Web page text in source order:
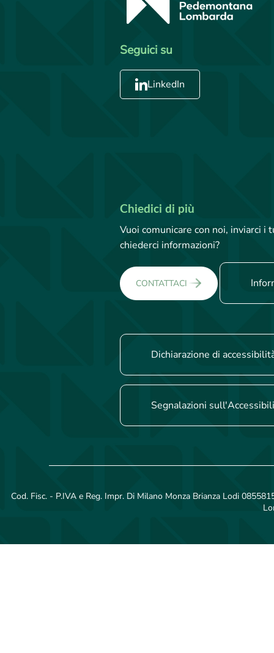
Seguici su
LinkedIn
Chiedici di più
Vuoi comunicare con noi, inviarci
chiederci informazioni?
CONTATTACI
Dichiarazione di
Segnalazioni
Cod. Fisc. - P.IVA e Reg. Impr. Di Milano Monza Brianza Lodi